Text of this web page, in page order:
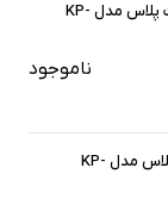
کابل 1.4 DisplayPort برند کی نت پلاس مدل KP-
ناموجود
کابل HDMI 2.0 AOC برند کی نت پلاس مدل KP-